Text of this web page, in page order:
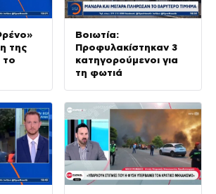
της
το
Βοιωτία:
Προφυλακίστηκαν 3
κατηγορούμενοι για
τη φωτιά